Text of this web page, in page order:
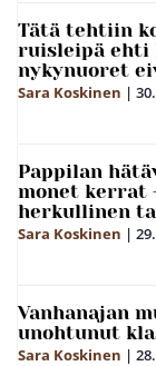
Tätä tehtiin
ruisleipä ehti
nykynuoret
Sara Koskinen |
Pappilan
monet kerrat
herkullinen
Sara Koskinen |
Vanhanajan
unohtunut
Sara Koskinen |